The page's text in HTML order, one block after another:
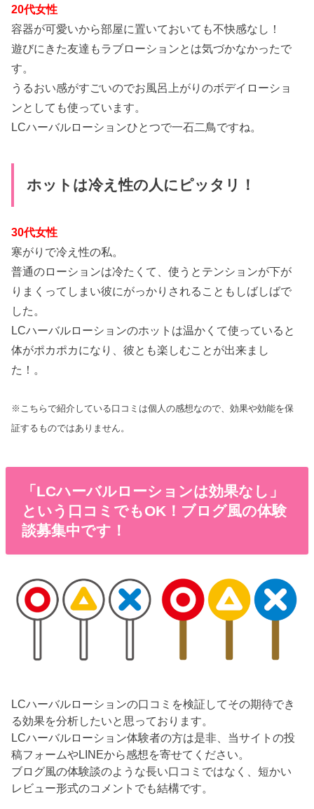
20代女性
容器が可愛いから部屋に置いておいても不快感なし！
遊びにきた友達もラブローションとは気づかなかったで
す。
うるおい感がすごいのでお風呂上がりのボデイローショ
ンとしても使っています。
LCハーバルローションひとつで一石二鳥ですね。
ホットは冷え性の人にピッタリ！
30代女性
寒がりで冷え性の私。
普通のローションは冷たくて、使うとテンションが下が
りまくってしまい彼にがっかりされることもしばしばで
した。
LCハーバルローションのホットは温かくて使っていると
体がポカポカになり、彼とも楽しむことが出来まし
た！。
※こちらで紹介している口コミは個人の感想なので、効果や効能を保
証するものではありません。
「LCハーバルローションは効果なし」
という口コミでもOK！ブログ風の体験
談募集中です！
LCハーバルローションの口コミを検証してその期待でき
る効果を分析したいと思っております。
LCハーバルローション体験者の方は是非、当サイトの投
稿フォームやLINEから感想を寄せてください。
ブログ風の体験談のような長い口コミではなく、短かい
レビュー形式のコメントでも結構です。